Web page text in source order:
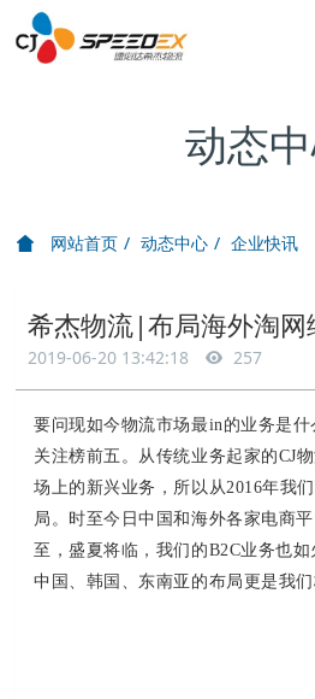
动态
网站首页 动态中心 企业快讯
希杰物流|布局海外淘网
2019-06-20 13:42:18 257
要问现如今物流市场最in的业务是什
关注榜前五。从传统业务起家的CJ
场上的新兴业务，所以从2016年我
局。时至今日中国和海外各家电商
至，盛夏将临，我们的B2C业务也
中国、韩国、东南亚的布局更是我们